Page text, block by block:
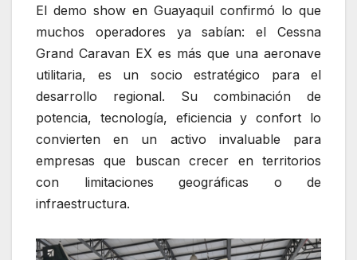
El demo show en Guayaquil confirmó lo que
muchos operadores ya sabían: el Cessna
Grand Caravan EX es más que una aeronave
utilitaria, es un socio estratégico para el
desarrollo regional. Su combinación de
potencia, tecnología, eficiencia y confort lo
convierten en un activo invaluable para
empresas que buscan crecer en territorios
con limitaciones geográficas o de
infraestructura.